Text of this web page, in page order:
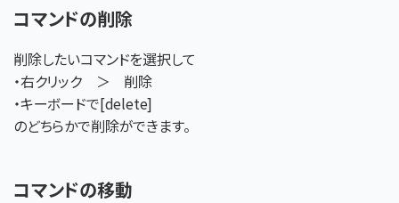
コマンドの削除
削除したいコマンドを選択して
・右クリック ＞ 削除
・キーボードで[delete]
のどちらかで削除ができます。
コマンドの移動